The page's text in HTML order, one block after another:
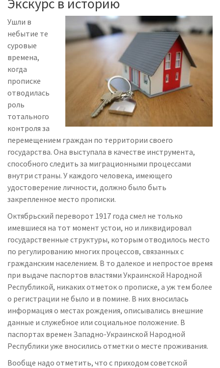
Ушли в
небытие те
суровые
времена,
когда
прописке
отводилась
роль
тотального
контроля за
перемещением граждан по территории своего
государства. Она выступала в качестве инструмента,
способного следить за миграционными процессами
внутри страны. У каждого человека, имеющего
удостоверение личности, должно было быть
закрепленное место прописки.
Октябрьский переворот 1917 года смел не только
имевшиеся на тот момент устои, но и ликвидировал
государственные структуры, которым отводилось место
по регулированию многих процессов, связанных с
гражданским населением. В то далекое и непростое время
при выдаче паспортов властями Украинской Народной
Республикой, никаких отметок о прописке, а уж тем более
о регистрации не было и в помине. В них вносилась
информация о местах рождения, описывались внешние
данные и служебное или социальное положение. В
паспортах времен Западно-Украинской Народной
Республики уже вносились отметки о месте проживания.
Вообще надо отметить, что с приходом советской